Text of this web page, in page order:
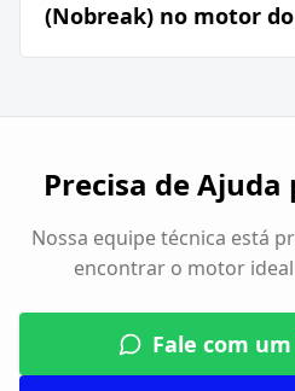
(Nobreak) no motor
Precisa de Ajuda
Nossa equipe técnica está
encontrar o motor
Fale com